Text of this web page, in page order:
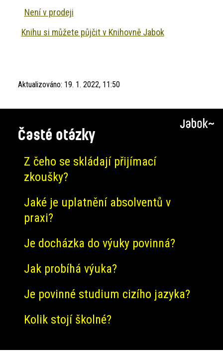
Není v prodeji
Knihu si můžete půjčit v Knihovně Jabok
Aktualizováno: 19. 1. 2022, 11:50
Časté otázky
Z čeho se skládají přijímací
zkoušky?
Jaké je uplatnění absolventů v
praxi?
Je docházka do výuky povinná?
Jak probíhá výuka?
Je povinné studium cizího jazyka?
Kolik stojí školné?